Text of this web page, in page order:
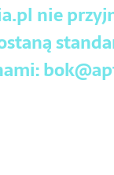
nie